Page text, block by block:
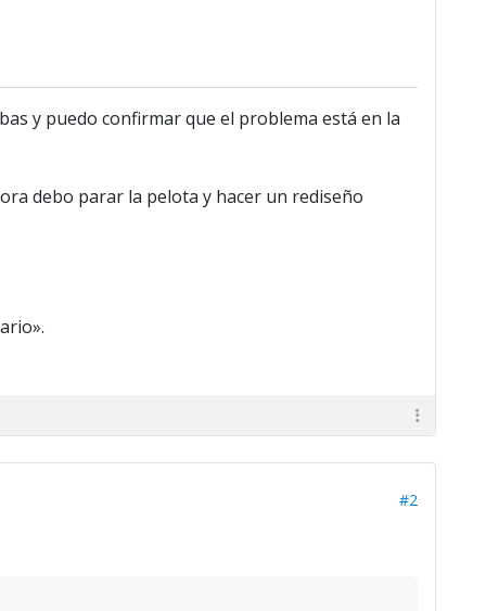
y puedo confirmar que el problema está en la
debo parar la pelota y hacer un rediseño
#2